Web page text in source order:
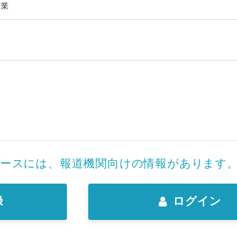
スには、報道機関向けの情報があります。
ログイン